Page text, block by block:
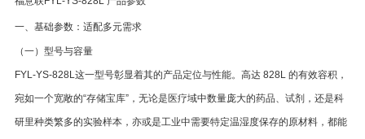
一、基础参数：适配多元需求
（一）型号与容量
FYL-YS-828L这一型号彰显着其的产品定位与性能。高达 828L 的有效容积，
宛如一个宽敞的“存储宝库”，无论是医疗域中数量庞大的药品、试剂，还是科
研里种类繁多的实验样本，亦或是工业中需要特定温湿度保存的原材料，都能